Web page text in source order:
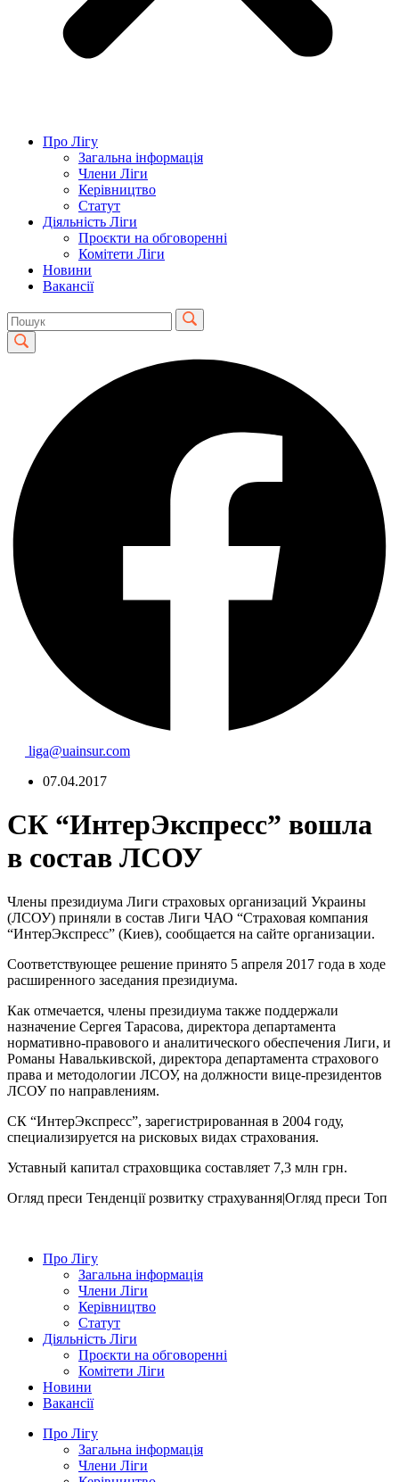
Про Лігу
Загальна інформація
Члени Ліги
Керівництво
Статут
Діяльність Ліги
Проєкти на обговоренні
Комітети Ліги
Новини
Вакансії
liga@uainsur.com
07.04.2017
СК “ИнтерЭкспресс” вошла
в состав ЛСОУ
Члены президиума Лиги страховых организаций Украины
(ЛСОУ) приняли в состав Лиги ЧАО “Страховая компания
“ИнтерЭкспресс” (Киев), сообщается на сайте организации.
Соответствующее решение принято 5 апреля 2017 года в ходе
расширенного заседания президиума.
Как отмечается, члены президиума также поддержали
назначение Сергея Тарасова, директора департамента
нормативно-правового и аналитического обеспечения Лиги, и
Романы Навалькивской, директора департамента страхового
права и методологии ЛСОУ, на должности вице-президентов
ЛСОУ по направлениям.
СК “ИнтерЭкспресс”, зарегистрированная в 2004 году,
специализируется на рисковых видах страхования.
Уставный капитал страховщика составляет 7,3 млн грн.
Огляд преси Тенденції розвитку страхування|Огляд преси Топ
Про Лігу
Загальна інформація
Члени Ліги
Керівництво
Статут
Діяльність Ліги
Проєкти на обговоренні
Комітети Ліги
Новини
Вакансії
Про Лігу
Загальна інформація
Члени Ліги